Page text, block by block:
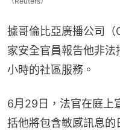
據哥倫比亞廣播公司（
家安全官員報告他非
小時的社區服務。
6月29日，法官在庭上
括他將包含敏感訊息